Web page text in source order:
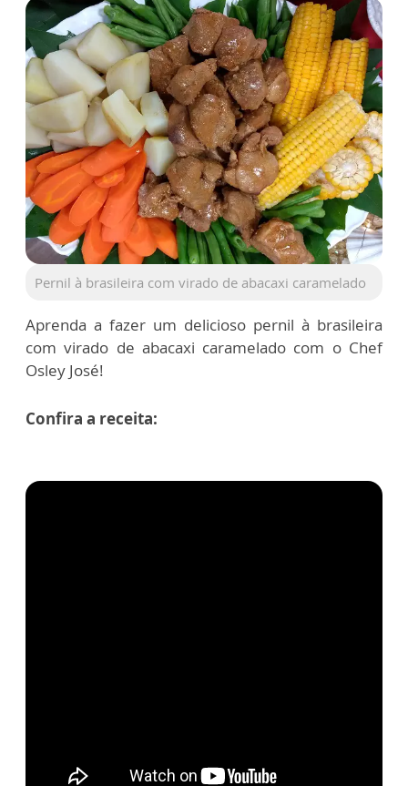
Pernil à brasileira com virado de abacaxi caramelado
Aprenda a fazer um delicioso pernil à brasileira
com virado de abacaxi caramelado com o Chef
Osley José!
Confira a receita: